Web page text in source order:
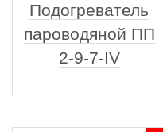
Подогреватель
пароводяной ПП
2-9-7-IV